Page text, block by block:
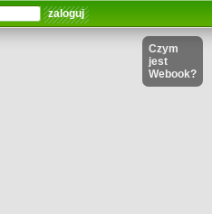
Czym
jest
Webook?